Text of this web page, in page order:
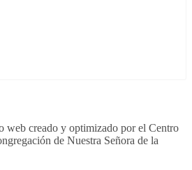
web creado y optimizado por el Centro
de Nuestra Señora de la